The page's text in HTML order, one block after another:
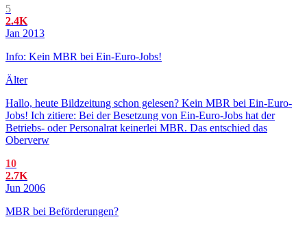
5
2.4K
Jan 2013
Info: Kein MBR bei Ein-Euro-Jobs!
Älter
Hallo, heute Bildzeitung schon gelesen? Kein MBR bei Ein-Euro-
Jobs! Ich zitiere: Bei der Besetzung von Ein-Euro-Jobs hat der
Betriebs- oder Personalrat keinerlei MBR. Das entschied das
Oberverw
10
2.7K
Jun 2006
MBR bei Beförderungen?